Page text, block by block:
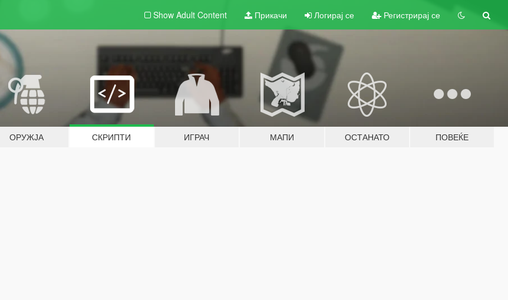
Show Adult Content Прикачи Логирај се Регистрирај се
ОРУЖЈА СКРИПТИ ИГРАЧ МАПИ ОСТАНАТО ПОВЕЌЕ